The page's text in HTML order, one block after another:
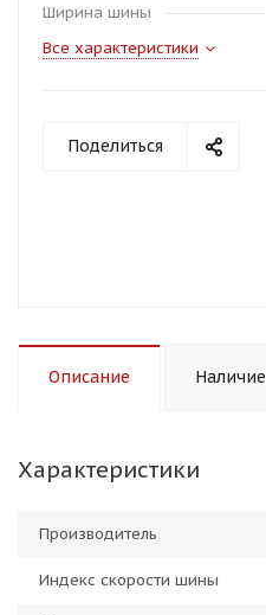
Ширина шины
Все характеристики
Поделиться
Описание Наличие
Характеристики
Производитель
Индекс скорости шины